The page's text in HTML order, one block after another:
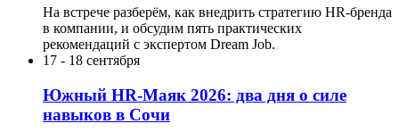
На встрече разберём, как внедрить стратегию HR-бренда
в компании, и обсудим пять практических
рекомендаций с экспертом Dream Job.
17 - 18 сентября
Южный HR-Маяк 2026: два дня о силе
навыков в Сочи